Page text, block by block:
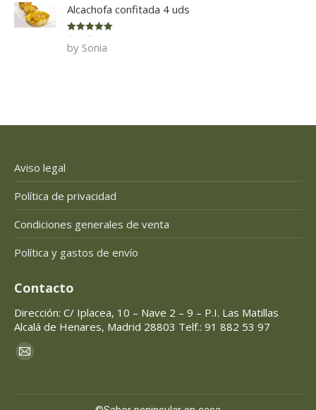
Alcachofa confitada 4 uds
Rated 5
of 5
by Sonia
Aviso legal
Política de privacidad
Condiciones generales de venta
Política y gastos de envío
Contacto
Dirección: C/ Iplacea, 10 – Nave 2 – 9 – P.I. Las Matillas
Alcalá de Henares, Madrid 28803 Telf.: 91 882 53 97
Encuéntranos en:
Mail
opens